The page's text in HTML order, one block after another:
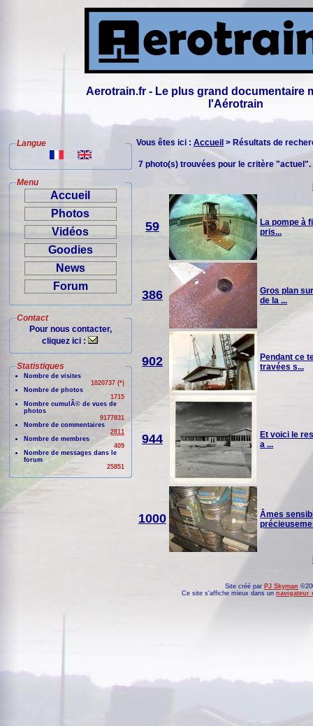
Aerotrain.fr - Le plus grand documentaire
l'Aérotrain
Langue
Menu
Accueil
Photos
Vidéos
Goodies
News
Forum
Contact
Pour nous contacter,
cliquez ici :
Statistiques
Nombre de visites
1020737 (*)
Nombre de photos
1715
Nombre cumulÃ© de vues de
photos
9177831
Nombre de commentaires
2811
Nombre de membres
409
Nombre de messages dans le
forum
25851
Vous êtes ici : Accueil > Résultats de
7 photo(s) trouvées pour le critère
59
La pompe à
pris...
386
Gros plan
de la ...
902
Pendant ce
travées s...
944
Et voici le
a ...
1000
Âmes
Site créé par PJ Skyman
Ce site s'affiche mieux dans unnavigateur